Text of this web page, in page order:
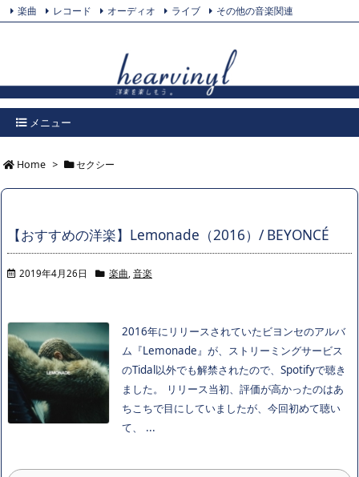
メニュー
楽曲 レコード オーディオ ライブ
その他の音楽関連
Home > セクシー
【おすすめの洋楽】Lemonade（2016）/ BEYONCÉ
2019年4月26日 楽曲, 音楽
2016年にリリースされていたビヨンセのアルバ
ム『Lemonade』が、ストリーミングサービス
のTidal以外でも解禁されたので、Spotifyで聴き
ました。 リリース当初、評価が高かったのはあ
ちこちで目にしていましたが、今回初めて聴い
て、 ...